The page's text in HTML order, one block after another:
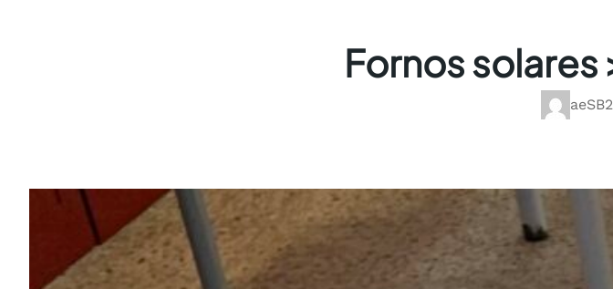
Fornos solares
aeSB